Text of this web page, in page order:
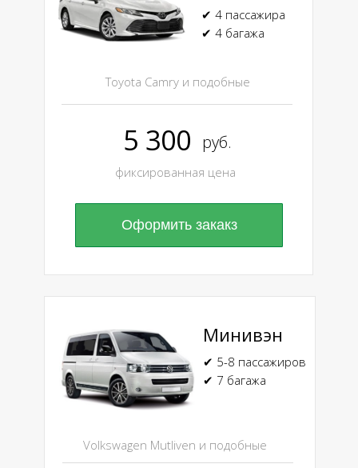
Toyota Camry и подобные
✔ 4 пассажира
✔ 4 багажа
руб.
фиксированная цена
Минивэн
Volkswagen Mutliven и подобные
✔ 5-8 пассажиров
✔ 7 багажа
Оформить закакз
5 300